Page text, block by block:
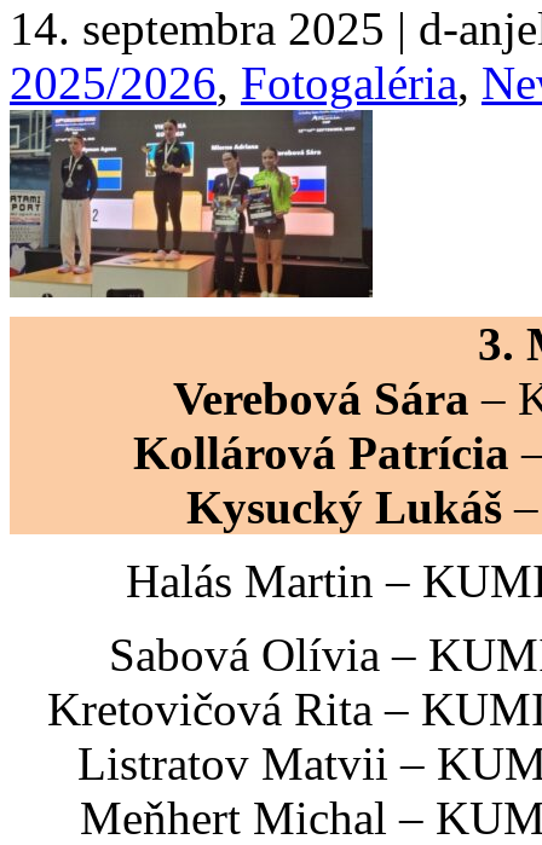
14. septembra 2025 | d-
2025/2026, Fotogaléria,
3.
Verebová Sára –
Kollárová Patrícia
Kysucký Lukáš
Halás Martin –
Sabová Olívia –
Kretovičová Rita –
Listratov Matvii –
Meňhert Michal –